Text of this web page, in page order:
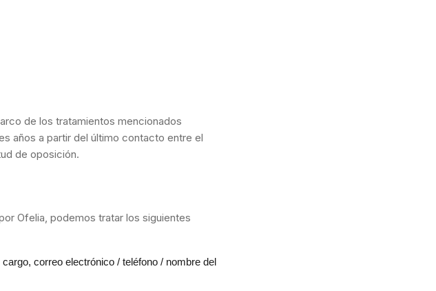
de los tratamientos mencionados
años a partir del último contacto entre el
de oposición.
Ofelia, podemos tratar los siguientes
correo electrónico / teléfono / nombre del